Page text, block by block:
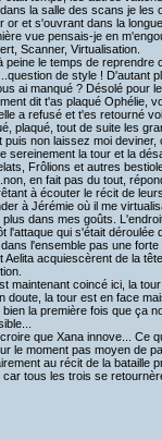
la salle des scans je les
or et s'ouvrant dans la
vue pensais-je en
Scanner, Virtualisation.
peine le temps de reprendre
de style ! D'autant
ai manqué ? Désolé pour
dit t'as plaqué Ophélie,
a refusé et t'es retourné
plaqué, tout de suite les
puis non laissez moi
sereinement la tour et la
Frôlions et autres
en fait pas du tout,
à écouter le récit de
à Jérémie où il me
plus dans mes goûts.
l'attaque qui s'était déroulée
l'ensemble pas une forte
Aelita acquiescèrent de la
maintenant coincé ici, la
doute, la tour est en face
la première fois que ça
que Xana innove... Ce
le moment pas moyen de
au récit de la bataille
car tous les trois se